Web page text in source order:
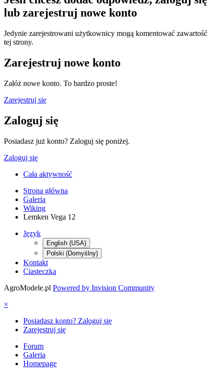
lub zarejestruj nowe konto
Jedynie zarejestrowani użytkownicy mogą komentować zawartość
tej strony.
Zarejestruj nowe konto
Załóż nowe konto. To bardzo proste!
Zarejestruj się
Zaloguj się
Posiadasz już konto? Zaloguj się poniżej.
Zaloguj się
Cała aktywność
Strona główna
Galeria
Wiking
Lemken Vega 12
Język
English (USA)
Polski (Domyślny)
Kontakt
Ciasteczka
AgroModele.pl Powered by Invision Community
×
Posiadasz konto? Zaloguj się
Zarejestruj się
Forum
Galeria
Homepage